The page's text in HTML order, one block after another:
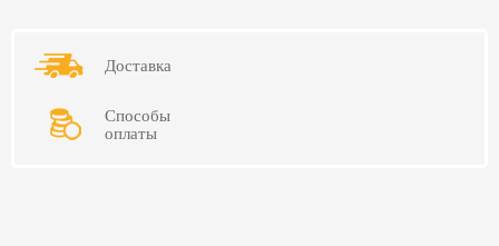
Доставка
Способы
оплаты